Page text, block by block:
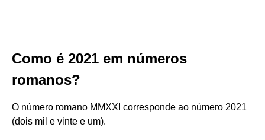
Como é 2021 em números
romanos?
O número romano MMXXI corresponde ao número 2021
(dois mil e vinte e um).